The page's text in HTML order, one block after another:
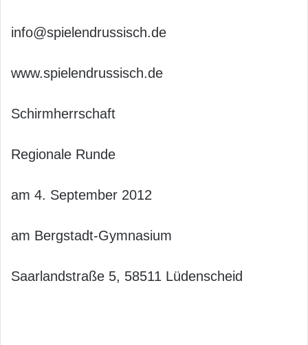
info@spielendrussisch.de
www.spielendrussisch.de
Schirmherrschaft
Regionale Runde
am 4. September 2012
am Bergstadt-Gymnasium
Saarlandstraße 5, 58511 Lüdenscheid